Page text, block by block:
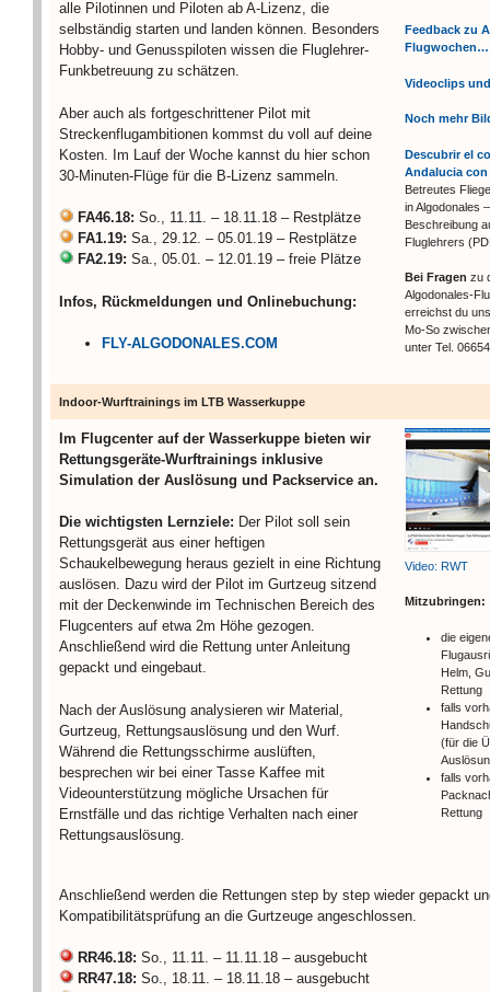
alle Pilotinnen und Piloten ab A-Lizenz, die
selbständig starten und landen können. Besonders
Hobby- und Genusspiloten wissen die Fluglehrer-
Funkbetreuung zu schätzen.
Aber auch als fortgeschrittener Pilot mit
Streckenflugambitionen kommst du voll auf deine
Kosten. Im Lauf der Woche kannst du hier schon
30-Minuten-Flüge für die B-Lizenz sammeln.
FA46.18: So., 11.11. – 18.11.18 – Restplätze
FA1.19: Sa., 29.12. – 05.01.19 – Restplätze
FA2.19: Sa., 05.01. – 12.01.19 – freie Plätze
Infos, Rückmeldungen und Onlinebuchung:
FLY-ALGODONALES.COM
Feedback zu
Flugwochen…
Videoclips
Noch mehr
Descubrir el
Andalucia
Betreutes
in Algodonales
Beschreibung
Fluglehrers
Bei Fragen zu
Algodonales-
erreichst du
Mo-So
unter Tel.
Indoor-Wurftrainings im LTB Wasserkuppe
Im Flugcenter auf der Wasserkuppe bieten wir
Rettungsgeräte-Wurftrainings inklusive
Simulation der Auslösung und Packservice an.
Die wichtigsten Lernziele: Der Pilot soll sein
Rettungsgerät aus einer heftigen
Schaukelbewegung heraus gezielt in eine Richtung
auslösen. Dazu wird der Pilot im Gurtzeug sitzend
mit der Deckenwinde im Technischen Bereich des
Flugcenters auf etwa 2m Höhe gezogen.
Anschließend wird die Rettung unter Anleitung
gepackt und eingebaut.
Nach der Auslösung analysieren wir Material,
Gurtzeug, Rettungsauslösung und den Wurf.
Während die Rettungsschirme auslüften,
besprechen wir bei einer Tasse Kaffee mit
Videounterstützung mögliche Ursachen für
Ernstfälle und das richtige Verhalten nach einer
Rettungsauslösung.
Video: RWT
Mitzubringen:
die
Helm,
Rettung
falls
(für die
falls
Rettung
Anschließend werden die Rettungen step by step wieder gepackt
Kompatibilitätsprüfung an die Gurtzeuge angeschlossen.
RR46.18: So., 11.11. – 11.11.18 – ausgebucht
RR47.18: So., 18.11. – 18.11.18 – ausgebucht